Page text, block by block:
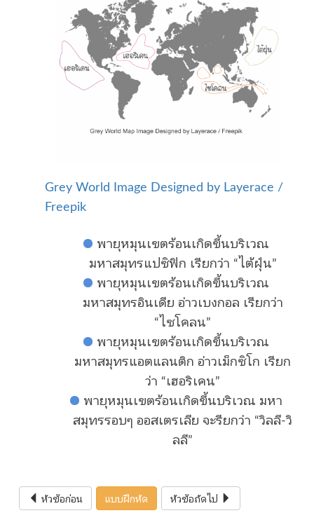
Grey World Image Designed by Layerace /
Freepik
พายุหมุนเขตร้อนเกิดขึ้นบริเวณ
มหาสมุทรแปซิฟิก เรียกว่า “ไต้ฝุ่น”
พายุหมุนเขตร้อนเกิดขึ้นบริเวณ
มหาสมุทรอินเดีย อ่าวเบงกอล เรียกว่า
“ไซโคลน”
พายุหมุนเขตร้อนเกิดขึ้นบริเวณ
มหาสมุทรแอตแลนติก อ่าวเม็กซิโก เรียก
ว่า “เฮอริเคน”
พายุหมุนเขตร้อนเกิดขึ้นบริเวณ มหา
สมุทรรอบๆ ออสเตรเลีย จะรียกว่า “วิลลี-วิ
ลลี”
หัวข้อก่อน แบบฝึกหัด หัวข้อถัดไป